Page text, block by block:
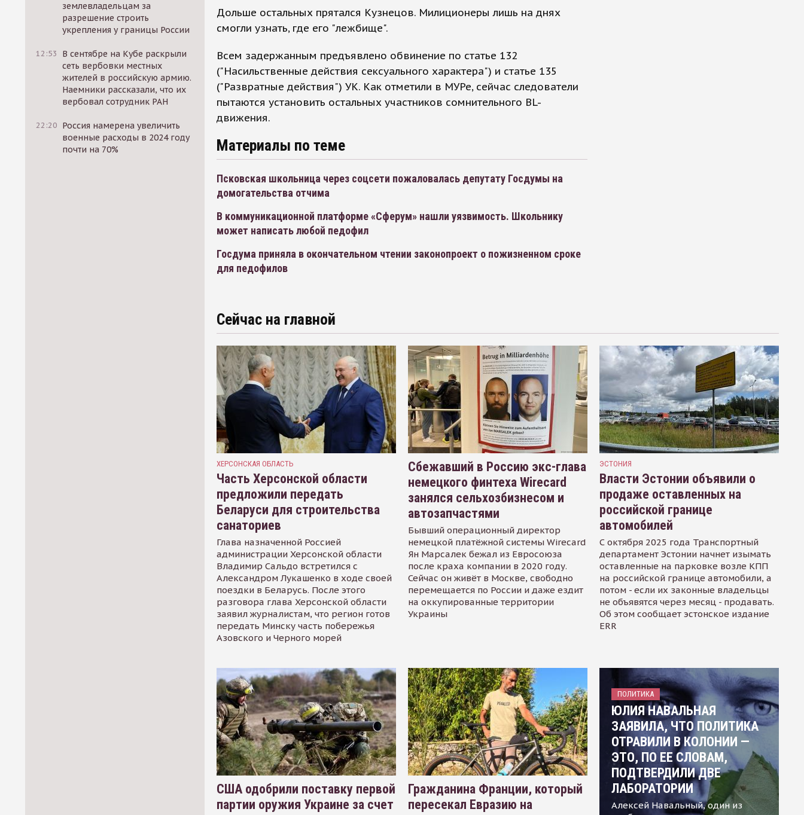
землевладельцам за
разрешение строить
укрепления у границы России
12:53
В сентябре на Кубе раскрыли
сеть вербовки местных
жителей в российскую армию.
Наемники рассказали, что их
вербовал сотрудник РАН
22:20 Россия намерена увеличить
военные расходы в 2024 году
почти на 70%
Дольше остальных прятался Кузнецов. Милиционеры лишь на днях
смогли узнать, где его "лежбище".
Всем задержанным предъявлено обвинение по статье 132
("Насильственные действия сексуального характера") и статье 135
("Развратные действия") УК. Как отметили в МУРе, сейчас следователи
пытаются установить остальных участников сомнительного BL-
движения.
Материалы по теме
Псковская школьница через соцсети пожаловалась депутату Госдумы на
домогательства отчима
В коммуникационной платформе «Сферум» нашли уязвимость. Школьнику
может написать любой педофил
Госдума приняла в окончательном чтении законопроект о пожизненном сроке
для педофилов
Сейчас на главной
ХЕРСОНСКАЯ ОБЛАСТЬ
Часть Херсонской области
предложили передать
Беларуси для строительства
санаториев
Глава назначенной Россией
администрации Херсонской области
Владимир Сальдо встретился с
Александром Лукашенко в ходе своей
поездки в Беларусь. После этого
разговора глава Херсонской области
заявил журналистам, что регион готов
передать Минску часть побережья
Азовского и Черного морей
Сбежавший в Россию экс-глава
немецкого финтеха Wirecard
занялся сельхозбизнесом и
автозапчастями
Бывший операционный директор
немецкой платёжной системы Wirecard
Ян Марсалек бежал из Евросоюза
после краха компании в 2020 году.
Сейчас он живёт в Москве, свободно
перемещается по России и даже ездит
на оккупированные территории
Украины
ЭСТОНИЯ
Власти Эстонии объявили о
продаже оставленных на
российской границе
автомобилей
С октября 2025 года Транспортный
департамент Эстонии начнет изымать
оставленные на парковке возле КПП
на российской границе автомобили, а
потом - если их законные владельцы
не объявятся через месяц - продавать.
Об этом сообщает эстонское издание
ERR
США одобрили поставку первой
партии оружия Украине за счет
Гражданина Франции, который
пересекал Евразию на
ПОЛИТИКА
ЮЛИЯ НАВАЛЬНАЯ
ЗАЯВИЛА, ЧТО ПОЛИТИКА
ОТРАВИЛИ В КОЛОНИИ —
ЭТО, ПО ЕЕ СЛОВАМ,
ПОДТВЕРДИЛИ ДВЕ
ЛАБОРАТОРИИ
Алексей Навальный, один из